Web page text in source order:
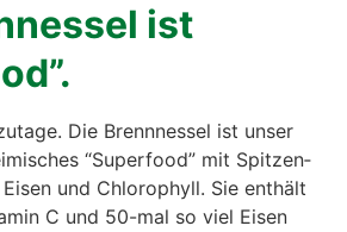
ist
Die Brenn­nes­sel ist unser
“Super­food” mit Spit­zen­
und Chlo­ro­phyll. Sie ent­hält
C und 50-mal so viel Eisen